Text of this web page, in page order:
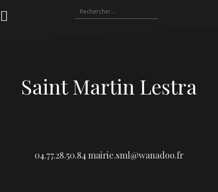
au
Rechercher :
Saint Martin Lestra
04.77.28.50.84 mairie.sml@wanadoo.fr